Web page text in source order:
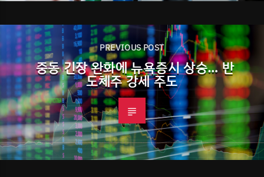
PREVIOUS POST
중동 긴장 완화에 뉴욕증시 상승… 반
도체주 강세 주도